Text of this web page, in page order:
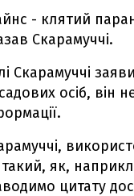
- клятий
Скарамуччі.
Скарамуччі
осіб, він
як,
цитату